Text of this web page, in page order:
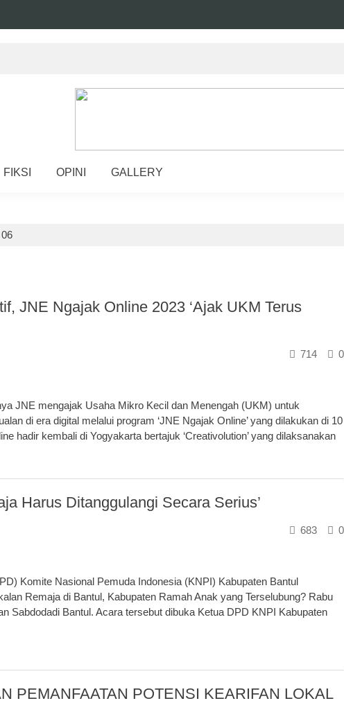
FIKSI OPINI GALLERY
06
JNE Ngajak Online 2023 ‘Ajak UKM Terus
0
714
JNE mengajak Usaha Mikro Kecil dan Menengah (UKM) untuk
di era digital melalui program ‘JNE Ngajak Online’ yang dilakukan di 10
hadir kembali di Yogyakarta bertajuk ‘Creativolution’ yang dilaksanakan
Harus Ditanggulangi Secara Serius’
0
683
Komite Nasional Pemuda Indonesia (KNPI) Kabupaten Bantul
Remaja di Bantul, Kabupaten Ramah Anak yang Terselubung? Rabu
Sabdodadi Bantul. Acara tersebut dibuka Ketua DPD KNPI Kabupaten
PEMANFAATAN POTENSI KEARIFAN LOKAL